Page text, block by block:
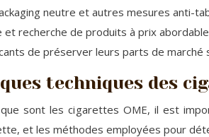
neutre et autres mesures anti-
et recherche de produits à prix abordable
de préserver leurs parts de
techniques des
sont les cigarettes OME, il est
et les méthodes employées pour